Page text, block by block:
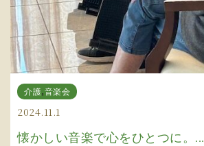
介護,音楽会
2024.11.1
懐かしい音楽で心をひとつに。...